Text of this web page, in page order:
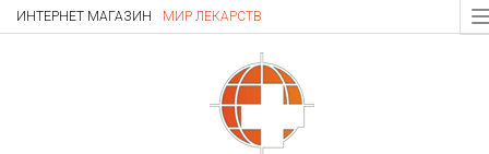
ИНТЕРНЕТ МАГАЗИН МИР ЛЕКАРСТВ